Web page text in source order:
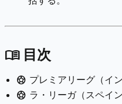
menu_book 目次
sports_soccer プレミアリーグ（イ
sports_soccer ラ・リーガ（スペイン